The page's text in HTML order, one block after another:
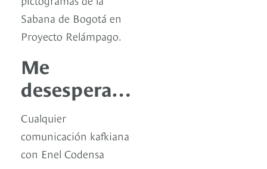
Sabana de Bogotá en
Proyecto Relámpago.
Me
desespera…
Cualquier
comunicación kafkiana
con Enel Codensa